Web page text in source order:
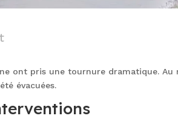
ont pris une tournure dramatique.
évacuées.